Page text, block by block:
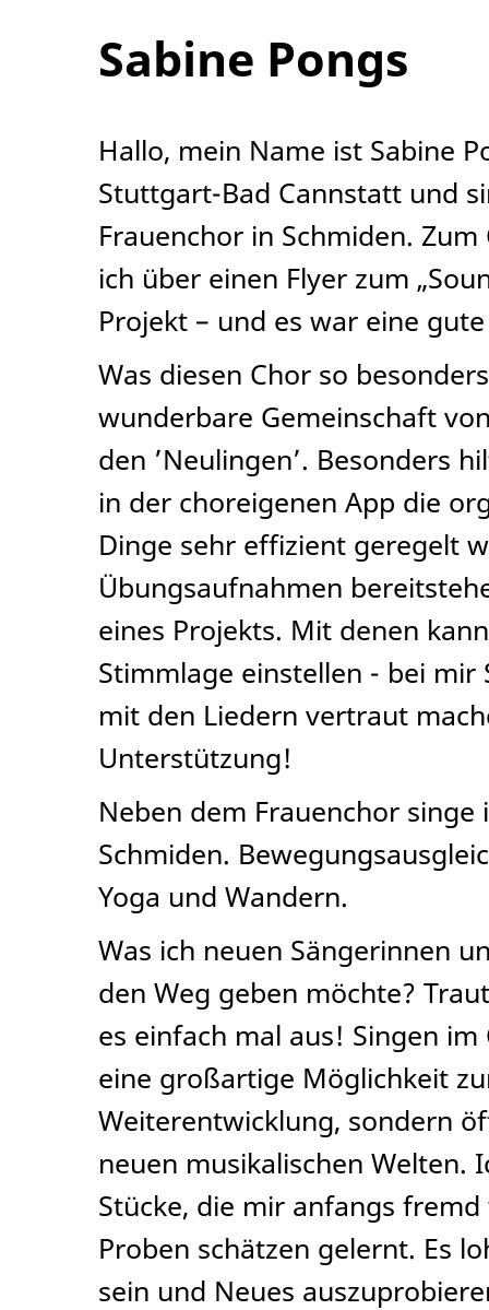
Sabine Pongs
Hallo, mein Name ist Sabine
Stuttgart-Bad Cannstatt und
Frauenchor in Schmiden.
ich über einen Flyer zum
Projekt – und es war eine
Was diesen Chor so
wunderbare Gemeinschaft
den ’Neulingen’. Besonders
in der choreigenen App die
Dinge sehr effizient geregelt
Übungsaufnahmen
eines Projekts. Mit denen
Stimmlage einstellen - bei mir
mit den Liedern vertraut
Unterstützung!
Neben dem Frauenchor singe
Schmiden.
Yoga und Wandern.
Was ich neuen Sängerinnen
den Weg geben möchte?
es einfach mal aus! Singen
eine großartige Möglichkeit
Weiterentwicklung, sondern
neuen musikalischen Welten.
Stücke, die mir anfangs
Proben schätzen gelernt. Es
sein und Neues